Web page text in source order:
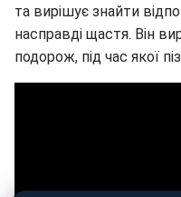
та вирішує знайти
насправді щастя. Він
подорож, під час якої